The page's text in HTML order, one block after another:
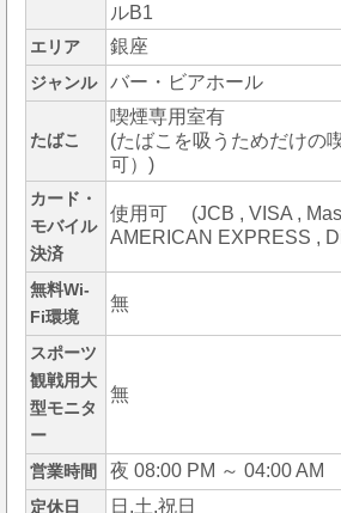
ルB1
エリア 銀座
ジャンル バー・ビアホール
たばこ
喫煙専用室有
(たばこを吸うためだけの
可）)
カード・
モバイル
決済
使用可 (JCB , VISA ,
AMERICAN EXPRESS ,
無料Wi-
Fi環境
無
スポーツ
観戦用大
型モニタ
ー
無
営業時間 夜 08:00 PM ～ 04:00 AM
定休日 日,土,祝日